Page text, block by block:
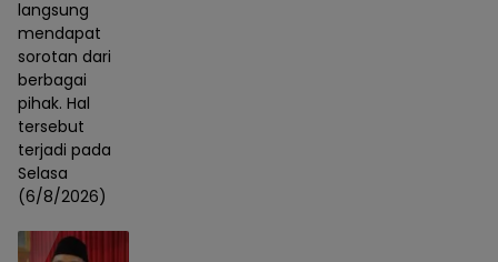
langsung
mendapat
sorotan dari
berbagai
pihak. Hal
tersebut
terjadi pada
Selasa
(6/8/2026)